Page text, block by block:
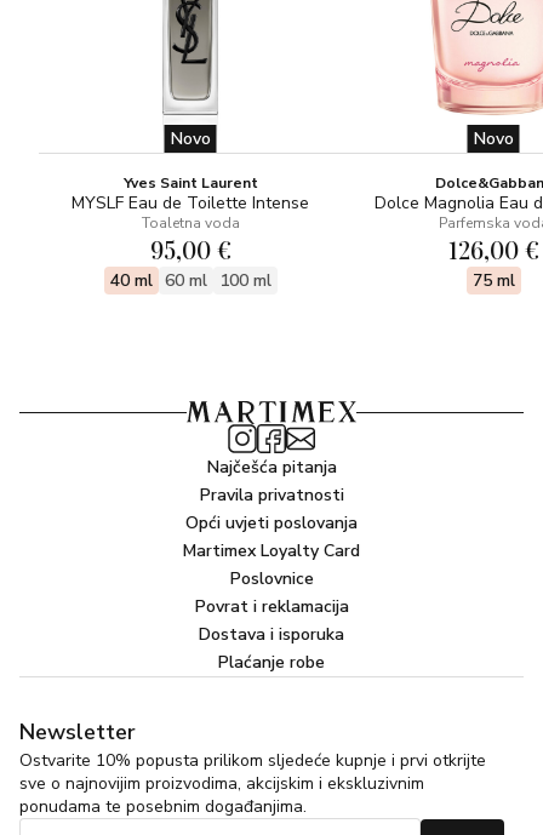
Novo
Yves Saint Laurent
MYSLF Eau de Toilette Intense
Toaletna voda
95,00 €
40 ml 60 ml 100 ml
Novo
Dolce Magnolia Eau
Parfemska
126,00 €
75 ml
Najčešća pitanja
Pravila privatnosti
Opći uvjeti poslovanja
Martimex Loyalty Card
Poslovnice
Povrat i reklamacija
Dostava i isporuka
Plaćanje robe
Newsletter
Ostvarite 10% popusta prilikom sljedeće kupnje i prvi otkrijte
sve o najnovijim proizvodima, akcijskim i ekskluzivnim
ponudama te posebnim događanjima.